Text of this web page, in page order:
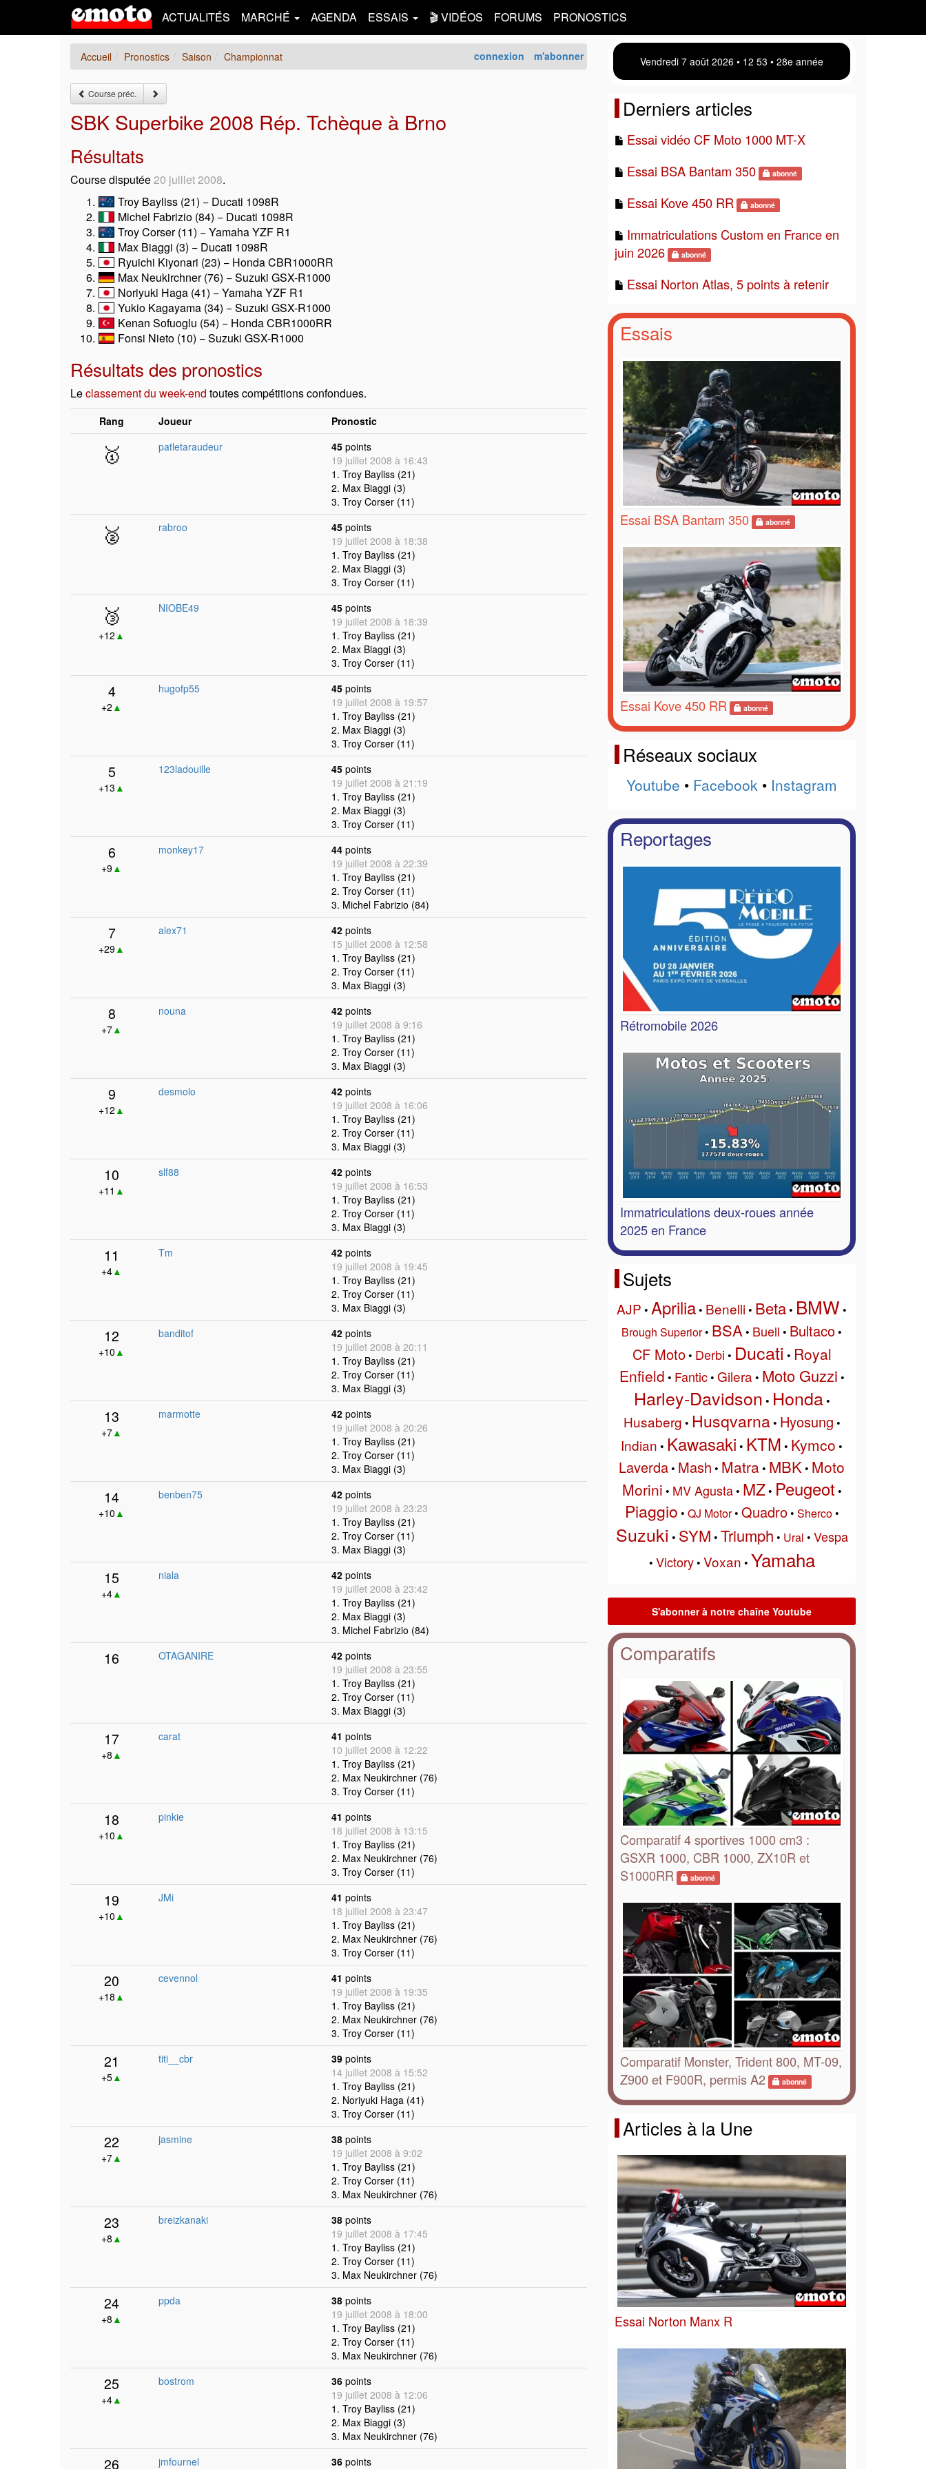
ACTUALITÉS MARCHÉ AGENDA ESSAIS 🎬 VIDÉOS FORUMS PRONOSTICS
connexion m'abonner
Accueil Pronostics Saison Championnat
Course préc.
SBK Superbike 2008 Rép. Tchèque à Brno
Résultats
Course disputée20 juillet 2008.
Troy Bayliss (21) − Ducati 1098R
Michel Fabrizio (84) − Ducati 1098R
Troy Corser (11) − Yamaha YZF R1
Max Biaggi (3) − Ducati 1098R
Ryuichi Kiyonari (23) − Honda CBR1000RR
Max Neukirchner (76) − Suzuki GSX-R1000
Noriyuki Haga (41) − Yamaha YZF R1
Yukio Kagayama (34) − Suzuki GSX-R1000
Kenan Sofuoglu (54) − Honda CBR1000RR
Fonsi Nieto (10) − Suzuki GSX-R1000
Résultats des pronostics
Leclassement du week-end toutes compétitions confondues.
Rang Joueur Pronostic
🥇 patletaraudeur 45 points
19 juillet 2008 à 16:43
1. Troy Bayliss (21)
2. Max Biaggi (3)
3. Troy Corser (11)
🥈 rabroo 45 points
19 juillet 2008 à 18:38
1. Troy Bayliss (21)
2. Max Biaggi (3)
3. Troy Corser (11)
🥉
+12 ▲
NIOBE49 45 points
19 juillet 2008 à 18:39
1. Troy Bayliss (21)
2. Max Biaggi (3)
3. Troy Corser (11)
4
+2 ▲
hugofp55 45 points
19 juillet 2008 à 19:57
1. Troy Bayliss (21)
2. Max Biaggi (3)
3. Troy Corser (11)
5
+13 ▲
123ladouille 45 points
19 juillet 2008 à 21:19
1. Troy Bayliss (21)
2. Max Biaggi (3)
3. Troy Corser (11)
6
+9▲
monkey17 44 points
19 juillet 2008 à 22:39
1. Troy Bayliss (21)
2. Troy Corser (11)
3. Michel Fabrizio (84)
7
+29▲
alex71 42 points
15 juillet 2008 à 12:58
1. Troy Bayliss (21)
2. Troy Corser (11)
3. Max Biaggi (3)
8
+7▲
nouna 42 points
19 juillet 2008 à 9:16
1. Troy Bayliss (21)
2. Troy Corser (11)
3. Max Biaggi (3)
9
+12 ▲
desmolo 42 points
19 juillet 2008 à 16:06
1. Troy Bayliss (21)
2. Troy Corser (11)
3. Max Biaggi (3)
10
+11 ▲
slf88 42 points
19 juillet 2008 à 16:53
1. Troy Bayliss (21)
2. Troy Corser (11)
3. Max Biaggi (3)
11
+4▲
Tm 42 points
19 juillet 2008 à 19:45
1. Troy Bayliss (21)
2. Troy Corser (11)
3. Max Biaggi (3)
12
+10 ▲
banditof 42 points
19 juillet 2008 à 20:11
1. Troy Bayliss (21)
2. Troy Corser (11)
3. Max Biaggi (3)
13
+7▲
marmotte 42 points
19 juillet 2008 à 20:26
1. Troy Bayliss (21)
2. Troy Corser (11)
3. Max Biaggi (3)
14
+10 ▲
benben75 42 points
19 juillet 2008 à 23:23
1. Troy Bayliss (21)
2. Troy Corser (11)
3. Max Biaggi (3)
15
+4▲
niala 42 points
19 juillet 2008 à 23:42
1. Troy Bayliss (21)
2. Max Biaggi (3)
3. Michel Fabrizio (84)
16 OTAGANIRE 42 points
19 juillet 2008 à 23:55
1. Troy Bayliss (21)
2. Troy Corser (11)
3. Max Biaggi (3)
17
+8 ▲
carat 41 points
10 juillet 2008 à 12:22
1. Troy Bayliss (21)
2. Max Neukirchner (76)
3. Troy Corser (11)
18
+10 ▲
pinkie 41 points
18 juillet 2008 à 13:15
1. Troy Bayliss (21)
2. Max Neukirchner (76)
3. Troy Corser (11)
19
+10 ▲
JMi 41 points
18 juillet 2008 à 23:47
1. Troy Bayliss (21)
2. Max Neukirchner (76)
3. Troy Corser (11)
20
+18 ▲
cevennol 41 points
19 juillet 2008 à 19:35
1. Troy Bayliss (21)
2. Max Neukirchner (76)
3. Troy Corser (11)
21
+5▲
titi__cbr 39 points
14 juillet 2008 à 15:52
1. Troy Bayliss (21)
2. Noriyuki Haga (41)
3. Troy Corser (11)
22
+7▲
jasmine 38 points
19 juillet 2008 à 9:02
1. Troy Bayliss (21)
2. Troy Corser (11)
3. Max Neukirchner (76)
23
+8 ▲
breizkanaki 38 points
19 juillet 2008 à 17:45
1. Troy Bayliss (21)
2. Troy Corser (11)
3. Max Neukirchner (76)
24
+8 ▲
ppda 38 points
19 juillet 2008 à 18:00
1. Troy Bayliss (21)
2. Troy Corser (11)
3. Max Neukirchner (76)
25
+4▲
bostrom 36 points
19 juillet 2008 à 12:06
1. Troy Bayliss (21)
2. Max Biaggi (3)
3. Max Neukirchner (76)
26 jmfournel 36 points
Vendredi 7 août 2026 • 12:53 • 28e année
Derniers articles
Essai vidéo CF Moto 1000 MT-X
Essai BSA Bantam 350
abonné
Essai Kove 450 RR abonné
Immatriculations Custom en France en
juin 2026
abonné
Essai Norton Atlas, 5 points à retenir
Essais
Essai BSA Bantam 350 abonné
Essai Kove 450 RR abonné
Réseaux sociaux
Youtube • Facebook • Instagram
Reportages
Rétromobile 2026
Immatriculations deux-roues année
2025 en France
Sujets
AJP • Aprilia• Benelli• Beta• BMW •
Brough Superior• BSA • Buell • Bultaco•
CF Moto• Derbi • Ducati • Royal
Enfield • Fantic• Gilera • Moto Guzzi •
Harley-Davidson • Honda•
Husaberg • Husqvarna• Hyosung •
Indian • Kawasaki • KTM • Kymco •
Laverda• Mash • Matra• MBK • Moto
Morini • MV Agusta• MZ• Peugeot •
Piaggio • QJ Motor• Quadro• Sherco•
Suzuki • SYM • Triumph • Ural • Vespa
• Victory• Voxan • Yamaha
Comparatifs
Comparatif 4 sportives 1000 cm3 :
GSXR 1000, CBR 1000, ZX10R et
S1000RR
abonné
Comparatif Monster, Trident 800, MT-09,
Z900 et F900R, permis A2
abonné
Articles à la Une
Essai Norton Manx R